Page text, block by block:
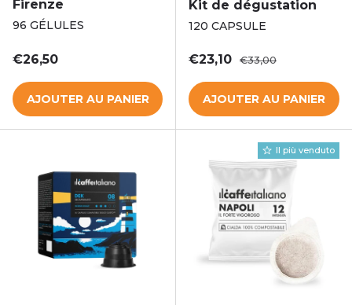
Firenze
96 GÉLULES
Prix habituel
€26,50
AJOUTER AU PANIER
Kit de dégustation
120 CAPSULE
Prix soldé
€23,10 Prix habituel
€33,00
AJOUTER AU PANIER
Il più venduto